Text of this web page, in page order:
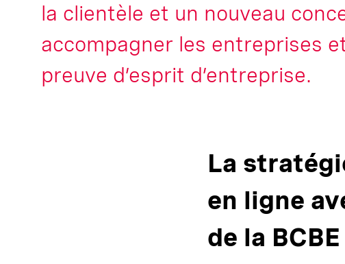
la clientèle et un nouveau
accompagner les entreprises
preuve d’esprit d’entreprise.
La
en ligne
de la BCBE